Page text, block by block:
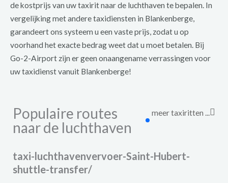
de kostprijs van uw taxirit naar de luchthaven te bepalen. In
vergelijking met andere taxidiensten in Blankenberge,
garandeert ons systeem u een vaste prijs, zodat u op
voorhand het exacte bedrag weet dat u moet betalen. Bij
Go-2-Airport zijn er geen onaangename verrassingen voor
uw taxidienst vanuit Blankenberge!
Populaire routes
naar de luchthaven
meer taxiritten ...
taxi-luchthavenvervoer-Saint-Hubert-
shuttle-transfer/